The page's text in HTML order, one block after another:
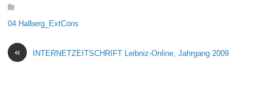
04 Halberg_ExtCons
« INTERNETZEITSCHRIFT Leibniz-Online, Jahrgang 2009